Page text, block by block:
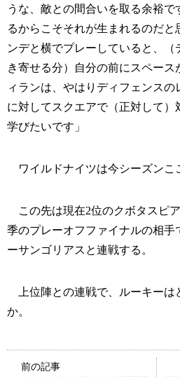
うな、敵との間合いを取る余裕
るからこそそれが生まれるのだと
ンデと横でプレーしていると、（
き寄せる分）自分の前にスペー
ィランは、やはりディフェンス
に対してスクエアで（正対して）
学びたいです」
ワイルドナイツは今シーズンこ
この先は現在2位のクボタスピ
季のプレーオフファイナルの相手
ーサンゴリアスと連戦する。
上位陣との連戦で、ルーキーは
か。
前の記事